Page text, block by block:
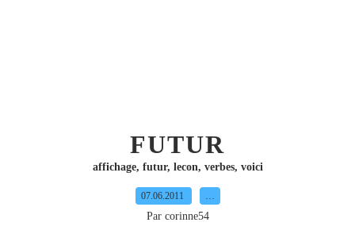
FUTUR
affichage, futur, lecon, verbes, voici
07.06.2011 …
Par corinne54